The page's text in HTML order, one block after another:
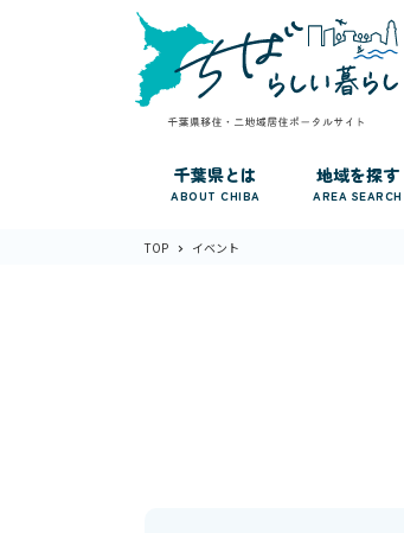
千葉県とは
ABOUT CHIBA
地域を探す
AREA SEARCH
TOP イベント